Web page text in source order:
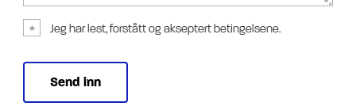
Jeg har lest, forstått og akseptert betingelsene.